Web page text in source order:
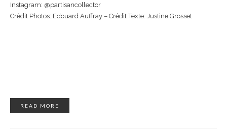
Instagram: @partisancollector
Crédit Photos: Edouard Auffray – Crédit Texte: Justine Grosset
READ MORE